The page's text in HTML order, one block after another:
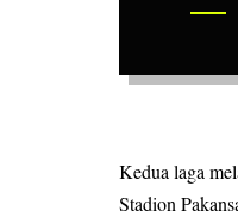
Kedua laga
Stadion